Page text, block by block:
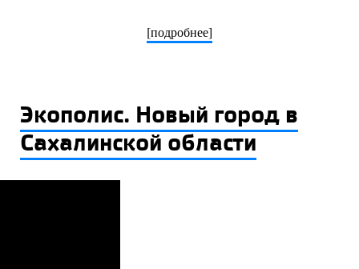
[подробнее]
Экополис. Новый город в
Сахалинской области